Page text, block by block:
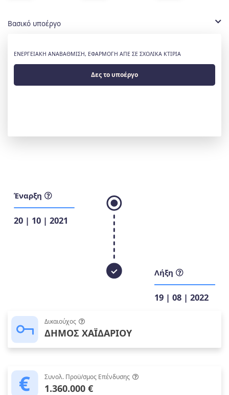
Βασικό υποέργο
ΕΝΕΡΓΕΙΑΚΗ ΑΝΑΒΑΘΜΙΣΗ, ΕΦΑΡΜΟΓΗ ΑΠΕ ΣΕ ΣΧΟΛΙΚΑ ΚΤΙΡΙΑ
Δες το υποέργο
Έναρξη
20 | 10 | 2021
Λήξη
19 | 08 | 2022
Δικαιούχος
ΔΗΜΟΣ ΧΑΪΔΑΡΙΟΥ
Συνολ. Προϋ/σμος Επένδυσης
1.360.000 €